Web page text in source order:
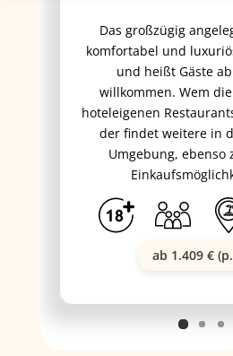
Das großzügig
komfortabel und
und heißt Gäste
willkommen. Wem
hoteleigenen
der findet weitere in
Umgebung, ebenso
ab 1.409 €